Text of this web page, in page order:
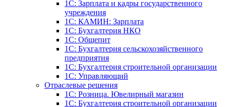
1C: Зарплата и кадры государственного
учреждения
1C: КАМИН: Зарплата
1C: Бухгалтерия НКО
1С: Общепит
1С: Бухгалтерия сельскохозяйст­венного
предприятия
1С: Бухгалтерия строительной организации
1С: Управляющий
Отраслевые решения
1С: Розница. Ювелирный магазин
1С: Бухгалтерия строительной организации